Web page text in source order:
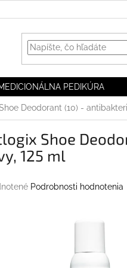
PEDIKÚRA
Deodorant (10) -
Shoe
125 ml
Podrobnosti hodnotenia